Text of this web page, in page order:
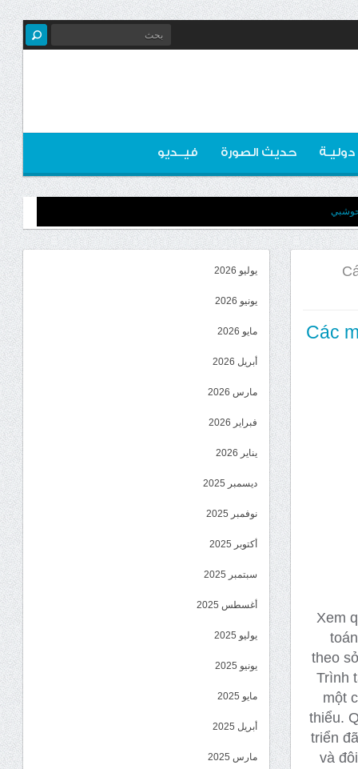
دوليـة حديث الصورة فيــديو
Các
Xem
theo
Trình
một
thiểu.
triển
và
يوليو 2026
يونيو 2026
مايو 2026
أبريل 2026
مارس 2026
فبراير 2026
يناير 2026
ديسمبر 2025
نوفمبر 2025
أكتوبر 2025
سبتمبر 2025
أغسطس 2025
يوليو 2025
يونيو 2025
مايو 2025
أبريل 2025
مارس 2025